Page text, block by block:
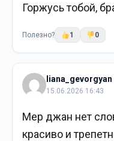
Горжусь тобой,
Полезно? 1 0
liana_gevorgyan
15.06.2026 16:43
Мер джан нет
красиво и